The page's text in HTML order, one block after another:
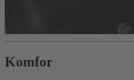
Komfor